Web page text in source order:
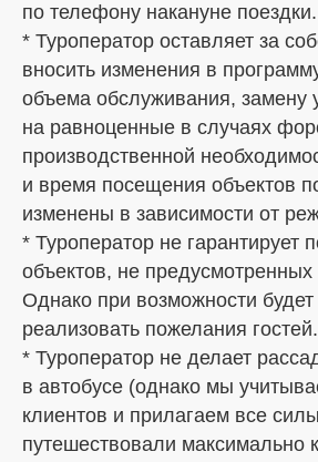
по телефону накануне поездки.
* Туроператор оставляет за
вносить изменения в
объема обслуживания, замену
на равноценные в случаях
производственной
и время посещения объектов
изменены в зависимости от
* Туроператор не гарантирует
объектов, не
Однако при возможности будет
реализовать пожелания гостей.
* Туроператор не делает
в автобусе (однако мы
клиентов и прилагаем все
путешествовали максимально